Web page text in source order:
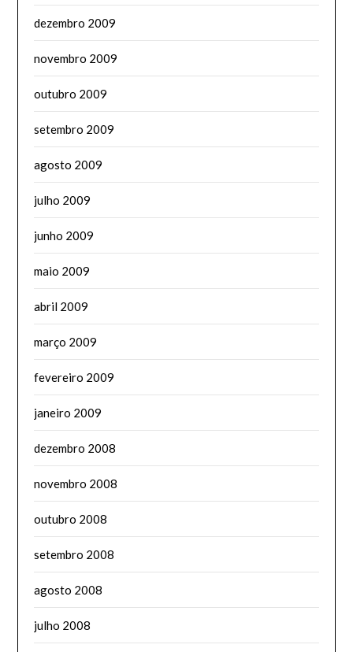
dezembro 2009
novembro 2009
outubro 2009
setembro 2009
agosto 2009
julho 2009
junho 2009
maio 2009
abril 2009
março 2009
fevereiro 2009
janeiro 2009
dezembro 2008
novembro 2008
outubro 2008
setembro 2008
agosto 2008
julho 2008